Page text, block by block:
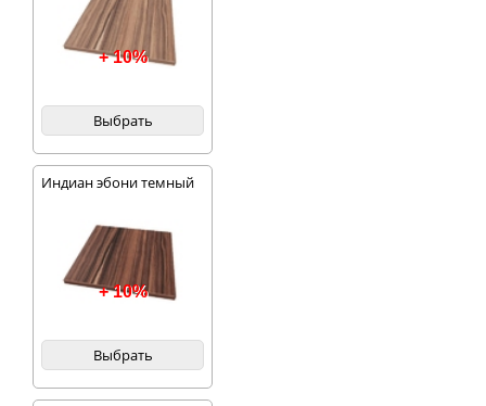
+ 10%
Выбрать
Индиан эбони темный
+ 10%
Выбрать